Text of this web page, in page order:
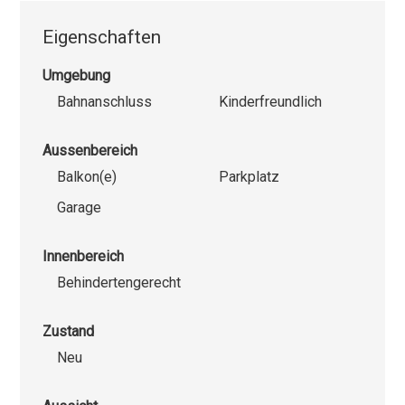
Eigenschaften
Umgebung
Bahnanschluss
Kinderfreundlich
Aussenbereich
Balkon(e)
Parkplatz
Garage
Innenbereich
Behindertengerecht
Zustand
Neu